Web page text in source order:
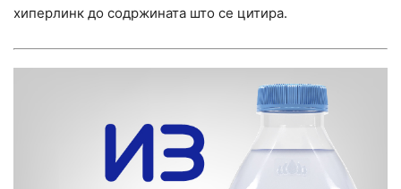
хиперлинк до содржината што се цитира.